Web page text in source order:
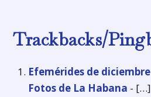
Trackbacks/
Efemérides de
Fotos de La Habana - […]